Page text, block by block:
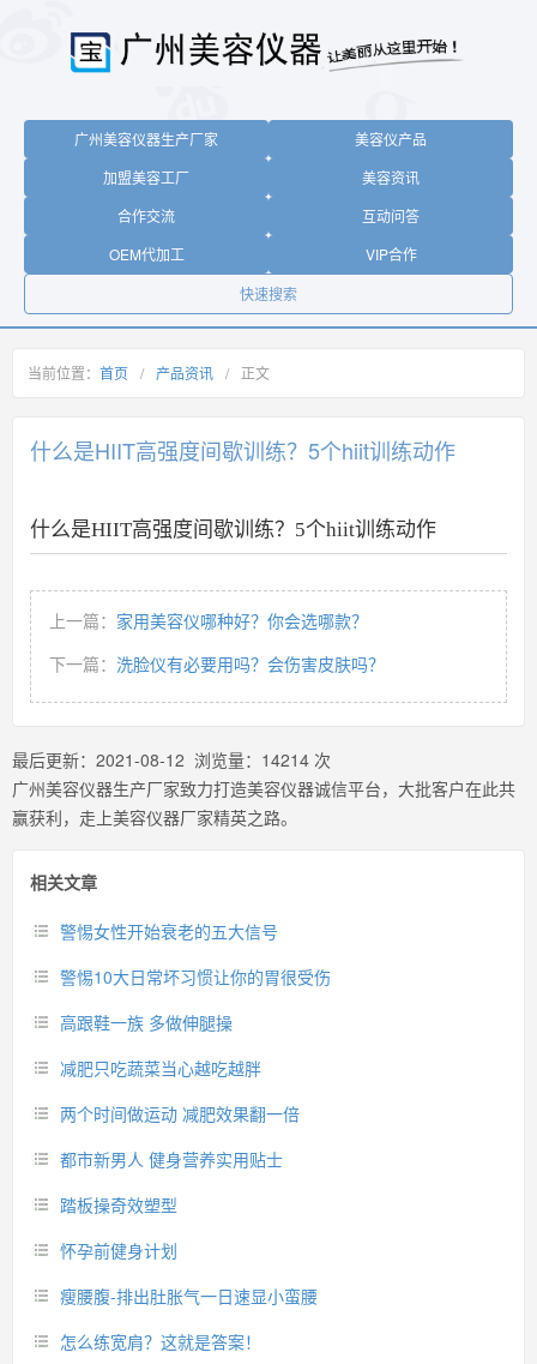
广州美容仪器生产厂家
美容仪产品
加盟美容工厂
美容资讯
合作交流
互动问答
OEM代加工
VIP合作
快速搜索
当前位置： 首页 / 产品资讯 / 正文
什么是HIIT高强度间歇训练？5个hiit训练动作
什么是HIIT高强度间歇训练？5个hiit训练动作
上一篇： 家用美容仪哪种好？你会选哪款？
下一篇： 洗脸仪有必要用吗？会伤害皮肤吗？
最后更新： 2021-08-12 浏览量： 14214 次
广州美容仪器生产厂家致力打造美容仪器诚信平台，大批客户在此共
赢获利，走上美容仪器厂家精英之路。
相关文章
警惕女性开始衰老的五大信号
警惕10大日常坏习惯让你的胃很受伤
高跟鞋一族 多做伸腿操
减肥只吃蔬菜当心越吃越胖
两个时间做运动 减肥效果翻一倍
都市新男人 健身营养实用贴士
踏板操奇效塑型
怀孕前健身计划
瘦腰腹-排出肚胀气一日速显小蛮腰
怎么练宽肩？这就是答案！